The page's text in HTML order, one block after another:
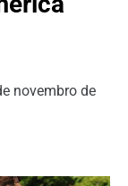
novembro de